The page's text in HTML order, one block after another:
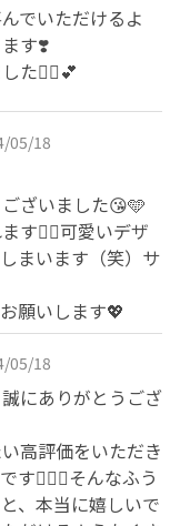
でいただけるよ
す❣️
た🙇‍♀️💕
05/18
ざいました😘🩵
す✌🏻可愛いデザ
まいます（笑）サ
願いします💖
05/18
にありがとうござ
高評価をいただき
す🙇‍♀️✨そんなふう
、本当に嬉しいで